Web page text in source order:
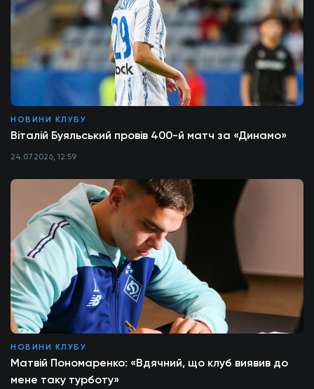
НОВИНИ КЛУБУ
Віталій Буяльський провів 400-й матч за «Динамо»
24.07.2026, 12:59
НОВИНИ КЛУБУ
Матвій Пономаренко: «Вдячний, що клуб виявив до
мене таку турботу»